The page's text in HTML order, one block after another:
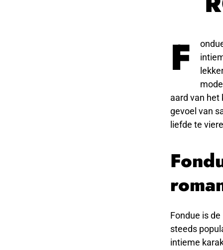
F
aard van het
gevoel van
liefde te
Fondue is
steeds
intieme